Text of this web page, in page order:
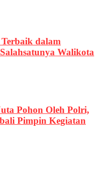
dalam
Walikota
Pohon Oleh Polri,
Pimpin Kegiatan